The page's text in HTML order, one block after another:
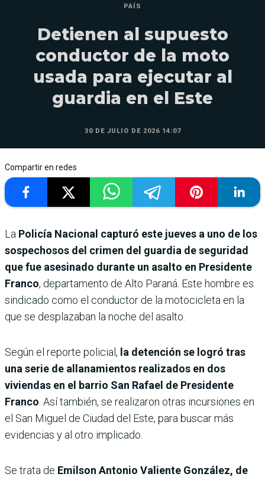
PAÍS
Detienen al supuesto
conductor de la moto
usada para ejecutar al
guardia en el Este
30 DE JULIO DE 2026 14:07
Compartir en redes
La Policía Nacional capturó este jueves a uno de los
sospechosos del crimen del guardia de seguridad
que fue asesinado durante un asalto en Presidente
Franco, departamento de Alto Paraná. Este hombre es
sindicado como el conductor de la motocicleta en la
que se desplazaban la noche del asalto.
Según el reporte policial, la detención se logró tras
una serie de allanamientos realizados en dos
viviendas en el barrio San Rafael de Presidente
Franco . Así también, se realizaron otras incursiones en
el San Miguel de Ciudad del Este, para buscar más
evidencias y al otro implicado.
Se trata de Emilson Antonio Valiente González, de